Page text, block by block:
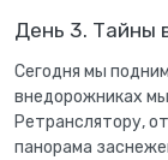
День 3. Тайны
Сегодня мы
внедорожниках
Ретранслятору,
панорама